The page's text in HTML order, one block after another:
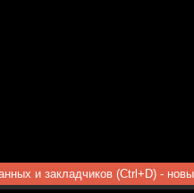
и закладчиков (Ctrl+D) -